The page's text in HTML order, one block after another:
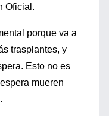
Oficial.
porque va a
trasplantes, y
Esto no es
mueren